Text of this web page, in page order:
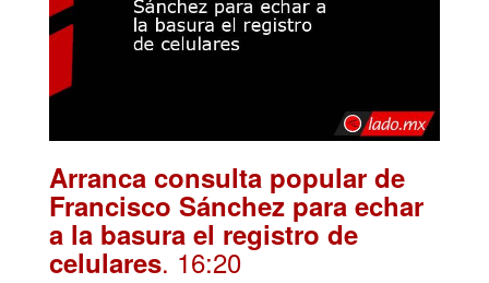
Arranca consulta popular de
Francisco Sánchez para echar
a la basura el registro de
celulares. 16:20